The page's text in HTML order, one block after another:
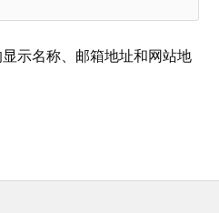
示名称、邮箱地址和网站地